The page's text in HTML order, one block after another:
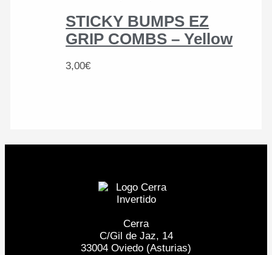
STICKY BUMPS EZ
GRIP COMBS – Yellow
3,00€
Cerra
C/Gil de Jaz, 14
33004 Oviedo (Asturias)